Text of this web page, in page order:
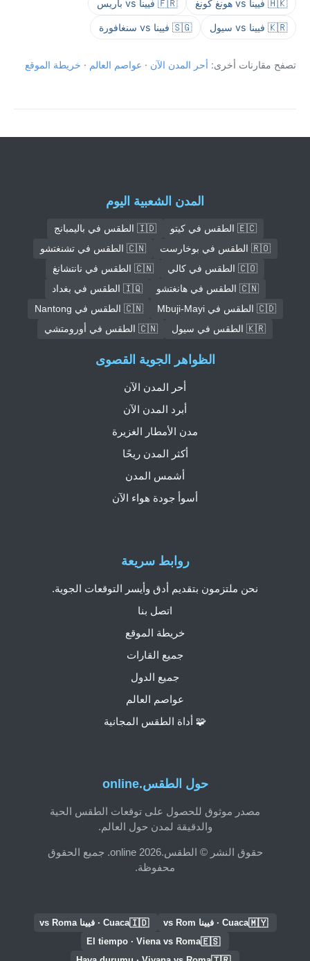
🇭🇰 فيينا vs هونغ كونغ 🇫🇷 فيينا vs باريس
🇰🇷 فيينا vs سيول 🇸🇬 فيينا vs سنغافورة
تصفح مقارنات أخرى: أحر المدن الآن · عواصم العالم · خريطة الموقع
المدن الشعبية اليوم
🇪🇨 الطقس في كيتو
🇮🇩 الطقس في باليمبانج
🇷🇴 الطقس في بوخارست
🇨🇳 الطقس في تشنغتشو
🇨🇴 الطقس في كالي
🇨🇳 الطقس في نانتشانغ
🇨🇳 الطقس في هانغتشو
🇮🇶 الطقس في بغداد
🇨🇩 الطقس في Mbuji-Mayi
🇨🇳 الطقس في Nantong
🇰🇷 الطقس في سيول
🇨🇳 الطقس في أورومتشي
حول الطقس.online
مصدر موثوق للحصول على توقعات الطقس الحية
والدقيقة لمدن حول العالم.
حقوق النشر © الطقس.online 2026. جميع الحقوق
محفوظة.
روابط سريعة
نحن ملتزمون بتقديم أدق وأيسر التوقعات الجوية.
اتصل بنا
خريطة الموقع
جميع القارات
جميع الدول
عواصم العالم
🧩 أداة الطقس المجانية
الظواهر الجوية القصوى
أحر المدن الآن
أبرد المدن الآن
مدن الأمطار الغزيرة
أكثر المدن ريحًا
أشمس المدن
أسوأ جودة هواء الآن
🇲🇾Cuaca · فيينا vs Rom 🇮🇩Cuaca · فيينا vs Roma
🇪🇸
El tiempo · Viena vs Roma